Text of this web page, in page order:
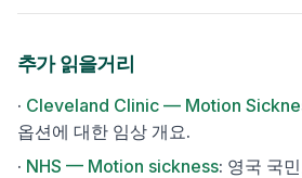
추가 읽을거리
· Cleveland Clinic — Motion
옵션에 대한 임상 개요.
· NHS — Motion sickness: 영국 국